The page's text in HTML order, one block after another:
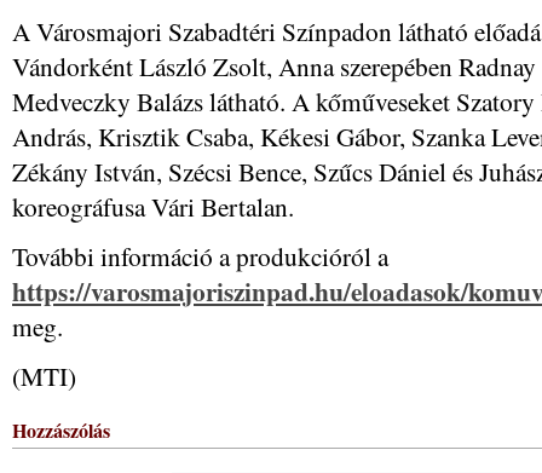
A Városmajori Szabadtéri Színpadon látható
Vándorként László Zsolt, Anna szerepében
Medveczky Balázs látható. A kőműveseket
András, Krisztik Csaba, Kékesi Gábor, Szanka
Zékány István, Szécsi Bence, Szűcs Dániel és
koreográfusa Vári Bertalan.
További információ a produkcióról a
https://varosmajoriszinpad.hu/eloadasok/
meg.
(MTI)
Hozzászólás